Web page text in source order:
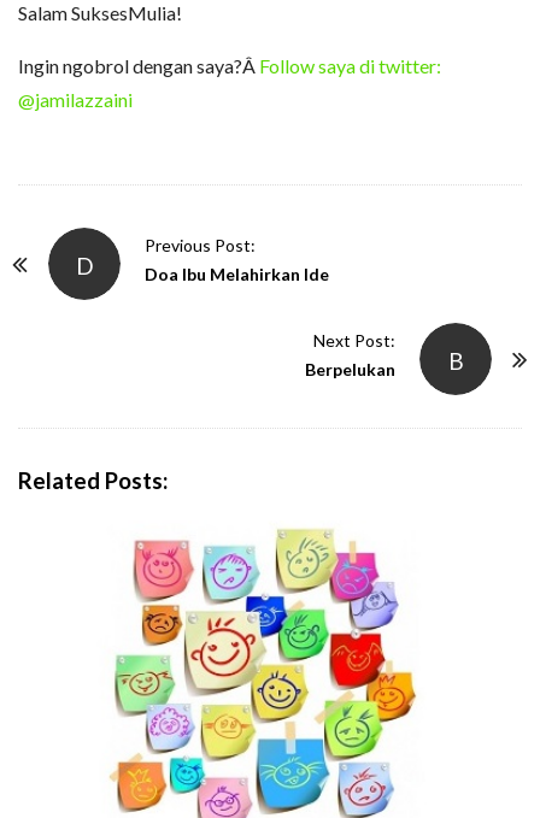
Salam SuksesMulia!
Ingin ngobrol dengan saya?Â Follow saya di twitter:
@jamilazzaini
D
Previous Post:
Doa Ibu Melahirkan Ide
B
Next Post:
Berpelukan
Related Posts: